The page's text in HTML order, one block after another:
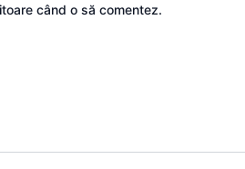
când o să comentez.